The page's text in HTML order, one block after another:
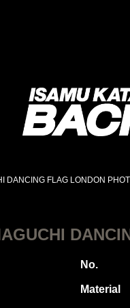
DANCING FLAG LONDON
No.
Material